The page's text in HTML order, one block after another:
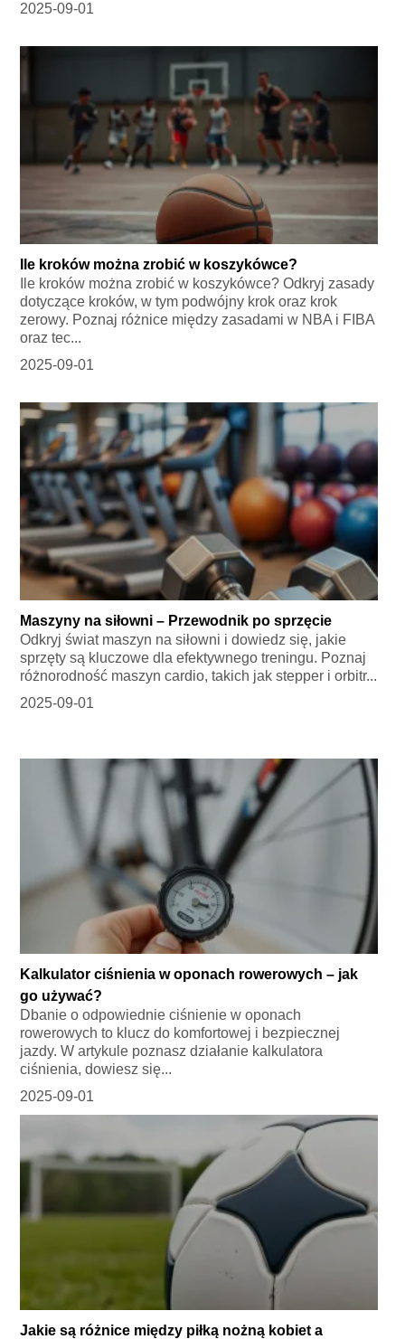
2025-09-01
Ile kroków można zrobić w koszykówce?
Ile kroków można zrobić w koszykówce? Odkryj zasady
dotyczące kroków, w tym podwójny krok oraz krok
zerowy. Poznaj różnice między zasadami w NBA i FIBA
oraz tec...
2025-09-01
Maszyny na siłowni – Przewodnik po sprzęcie
Odkryj świat maszyn na siłowni i dowiedz się, jakie
sprzęty są kluczowe dla efektywnego treningu. Poznaj
różnorodność maszyn cardio, takich jak stepper i orbitr...
2025-09-01
Kalkulator ciśnienia w oponach rowerowych – jak
go używać?
Dbanie o odpowiednie ciśnienie w oponach
rowerowych to klucz do komfortowej i bezpiecznej
jazdy. W artykule poznasz działanie kalkulatora
ciśnienia, dowiesz się...
2025-09-01
Jakie są różnice między piłką nożną kobiet a